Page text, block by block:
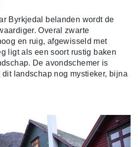
Byrkjedal belanden wordt de
Overal zwarte
en ruig, afgewisseld met
ligt als een soort rustig baken
De avondschemer is
landschap nog mystieker, bijna